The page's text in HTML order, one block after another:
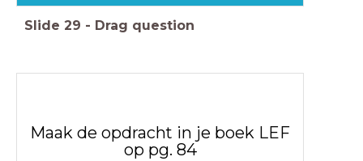
Slide 29 - Drag question
Maak de opdracht in je boek LEF
op pg. 84